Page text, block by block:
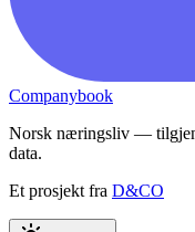
Companybook
Norsk næringsliv —
data.
Et prosjekt fra D&CO